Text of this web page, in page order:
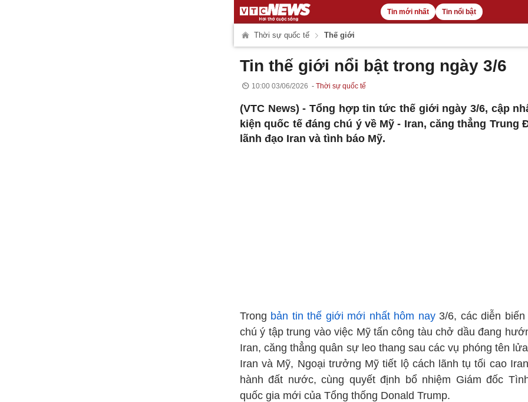
Tin mới nhất Tin nổi bật
Thời sự quốc tế Thế giới
Tin thế giới nổi bật trong ngày 3/6
10:00 03/06/2026 Thời sự quốc tế
(VTC News) -Tổng hợp tin tức thế giới ngày 3/6, cập
kiện quốc tế đáng chú ý về Mỹ - Iran, căng thẳng Trung
lãnh đạo Iran và tình báo Mỹ.
Trong bản tin thế giới mới nhất hôm nay3/6, các diễn biến
chú ý tập trung vào việc Mỹ tấn công tàu chở dầu đang
Iran, căng thẳng quân sự leo thang sau các vụ phóng tên
Iran và Mỹ, Ngoại trưởng Mỹ tiết lộ cách lãnh tụ tối cao
hành đất nước, cùng quyết định bổ nhiệm Giám đốc
quốc gia mới của Tổng thống Donald Trump.